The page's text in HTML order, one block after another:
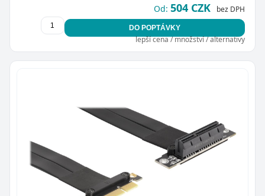
Od: 504 CZK bez DPH
DO POPTÁVKY
lepší cena / množství / alternativy